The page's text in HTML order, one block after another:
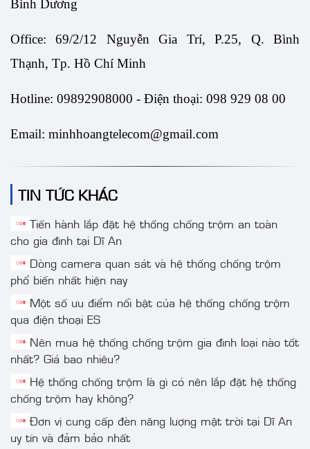
Bình Dương
Office: 69/2/12 Nguyễn Gia Trí, P.25, Q. Bình
Thạnh, Tp. Hồ Chí Minh
Hotline: 09892908000 - Điện thoại: 098 929 08 00
Email: minhhoangtelecom@gmail.com
TIN TỨC KHÁC
Tiến hành lắp đặt hệ thống chống trộm an toàn
cho gia đình tại Dĩ An
Dòng camera quan sát và hệ thống chống trộm
phổ biến nhất hiện nay
Một số ưu điểm nổi bật của hệ thống chống trộm
qua điện thoại ES
Nên mua hệ thống chống trộm gia đình loại nào tốt
nhất? Giá bao nhiêu?
Hệ thống chống trộm là gì có nên lắp đặt hệ thống
chống trộm hay không?
Đơn vị cung cấp đèn năng lượng mặt trời tại Dĩ An
uy tín và đảm bảo nhất